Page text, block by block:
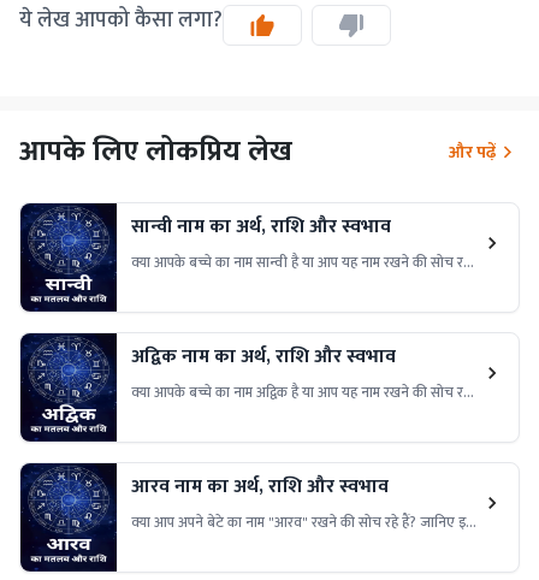
ये लेख आपको कैसा लगा?
आपके लिए लोकप्रिय लेख और पढ़ें
सान्वी नाम का अर्थ, राशि और स्वभाव
क्या आपके बच्चे का नाम सान्वी है या आप यह नाम रखने की सोच रहे
खास बातें, जो इसे बनाती हैं खास।
अद्विक नाम का अर्थ, राशि और स्वभाव
क्या आपके बच्चे का नाम अद्विक है या आप यह नाम रखने की सोच रहे
नाम है बेहद खास!
आरव नाम का अर्थ, राशि और स्वभाव
क्या आप अपने बेटे का नाम "आरव" रखने की सोच रहे हैं? जानिए इस
स्वभाव और खास विशेषताएँ जो इसे एक आदर्श नाम बनाती हैं।